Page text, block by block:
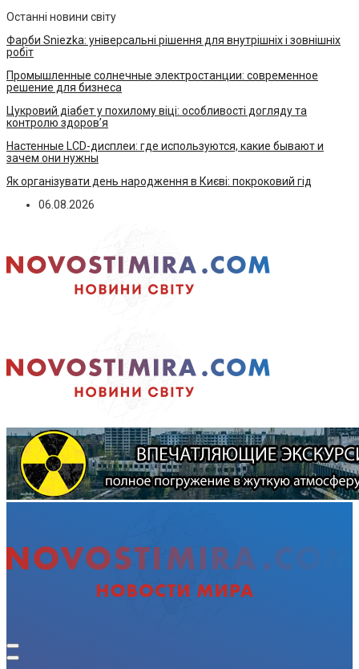
Останні новини світу
Фарби Sniezka: універсальні рішення для внутрішніх і зовнішніх
робіт
Промышленные солнечные электростанции: современное
решение для бизнеса
Цукровий діабет у похилому віці: особливості догляду та
контролю здоров’я
Настенные LCD-дисплеи: где используются, какие бывают и
зачем они нужны
Як організувати день народження в Києві: покроковий гід
06.08.2026